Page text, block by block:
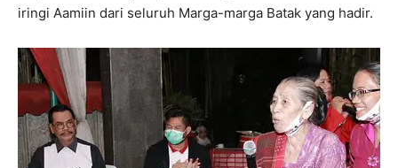
iringi Aamiin dari seluruh Marga-marga Batak yang hadir.